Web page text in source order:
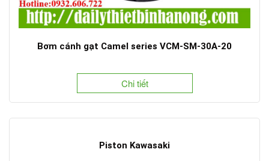
Bơm cánh gạt Camel series VCM-SM-30A-20
Chi tiết
Piston Kawasaki